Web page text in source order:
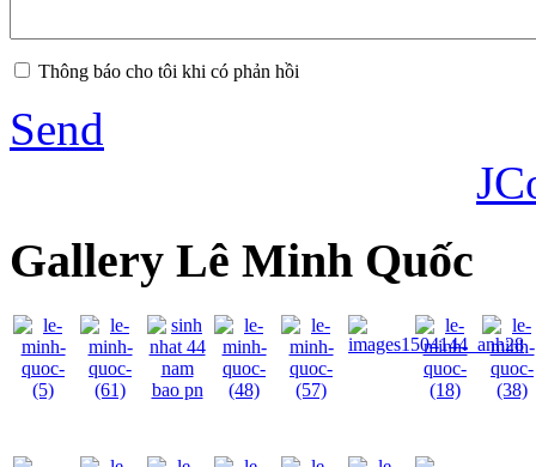
Thông báo cho tôi khi có phản hồi
Send
Gallery Lê Minh Quốc